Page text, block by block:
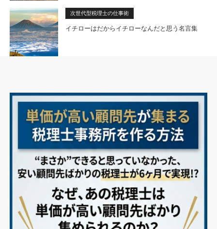
次世代型税理士の仕事術
イチローはだからイチローなんだと思う名言集